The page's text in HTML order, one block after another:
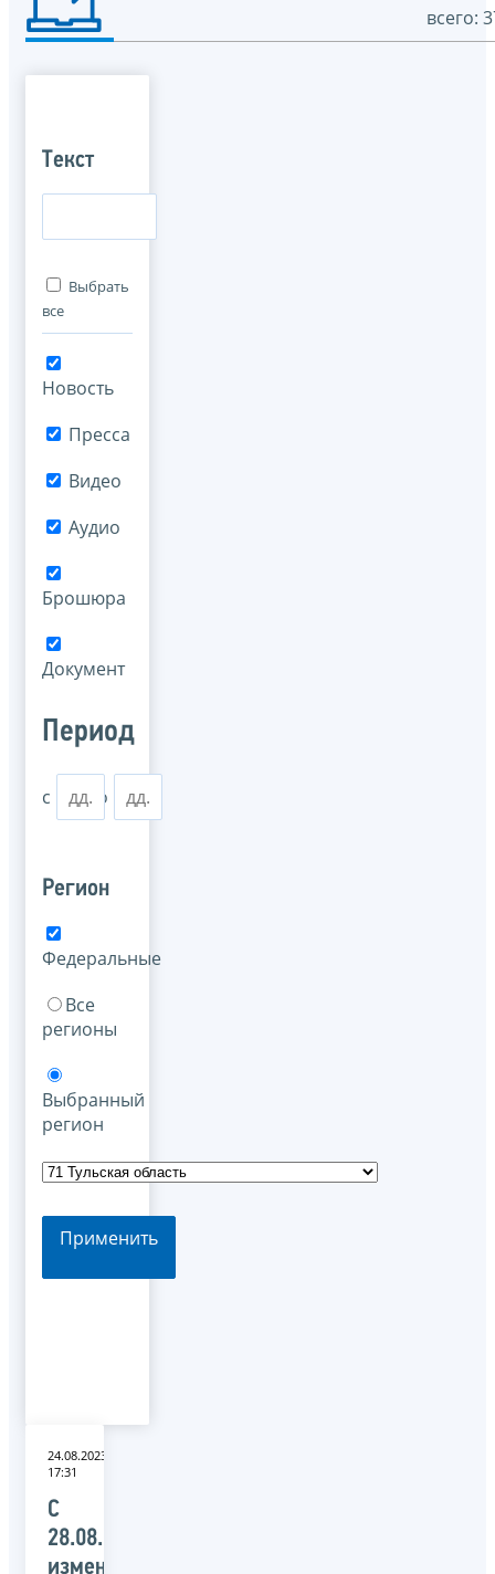
всего:
Текст
Выбрать
все
Новость
Пресса
Видео
Аудио
Брошюра
Документ
Период
с по
Регион
Федеральные
Все
регионы
Выбранный
регион
Применить
24.08.2023
17:31
С
28.08.2023
изменятся